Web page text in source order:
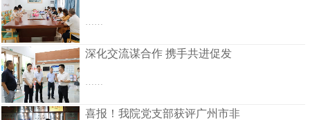
……
深化交流谋合作 携手共进促发
……
喜报！我院党支部获评广州市非